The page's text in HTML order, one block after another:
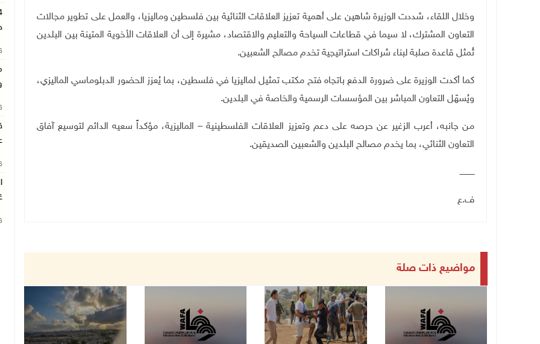
وخلال اللقاء، شددت الوزيرة شاهين على أهمية تعزيز العلاقات الثنائية بين فلسطين وماليزيا، والعمل على تطوير مجالات
التعاون المشترك، لا سيما في قطاعات السياحة والتعليم والاقتصاد، مشيرة إلى أن العلاقات الأخوية المتينة بين البلدين
تُمثل قاعدة صلبة لبناء شراكات استراتيجية تخدم مصالح الشعبين.
كما أكدت الوزيرة على ضرورة الدفع باتجاه فتح مكتب تمثيل لماليزيا في فلسطين، بما يُعزز الحضور الدبلوماسي الماليزي،
ويُسهّل التعاون المباشر بين المؤسسات الرسمية والخاصة في البلدين.
من جانبه، أعرب الزغير عن حرصه على دعم وتعزيز العلاقات الفلسطينية – الماليزية، مؤكداً سعيه الدائم لتوسيع آفاق
التعاون الثنائي، بما يخدم مصالح البلدين والشعبين الصديقين.
ــــــــــــ
ف.ع
مواضيع ذات صلة